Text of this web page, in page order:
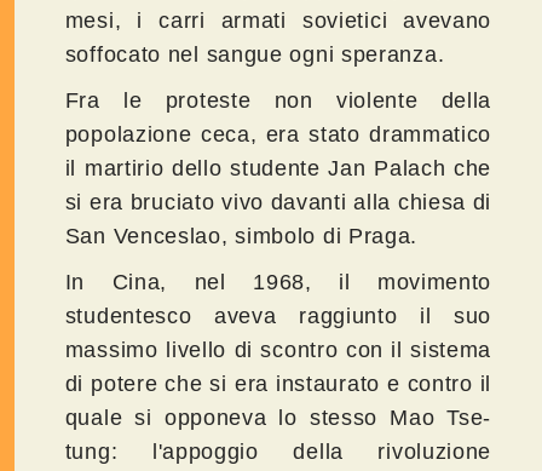
mesi, i carri armati sovietici avevano
soffocato nel sangue ogni speranza.
Fra le proteste non violente della
popolazione ceca, era stato drammatico
il martirio dello studente Jan Palach che
si era bruciato vivo davanti alla chiesa di
San Venceslao, simbolo di Praga.
In Cina, nel 1968, il movimento
studentesco aveva raggiunto il suo
massimo livello di scontro con il sistema
di potere che si era instaurato e contro il
quale si opponeva lo stesso Mao Tse-
tung: l'appoggio della rivoluzione